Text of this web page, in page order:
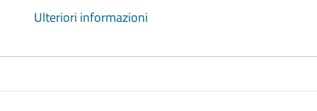
Ulteriori informazioni